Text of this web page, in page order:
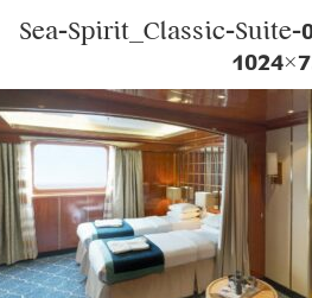
Sea-Spirit_Classic-Suite-